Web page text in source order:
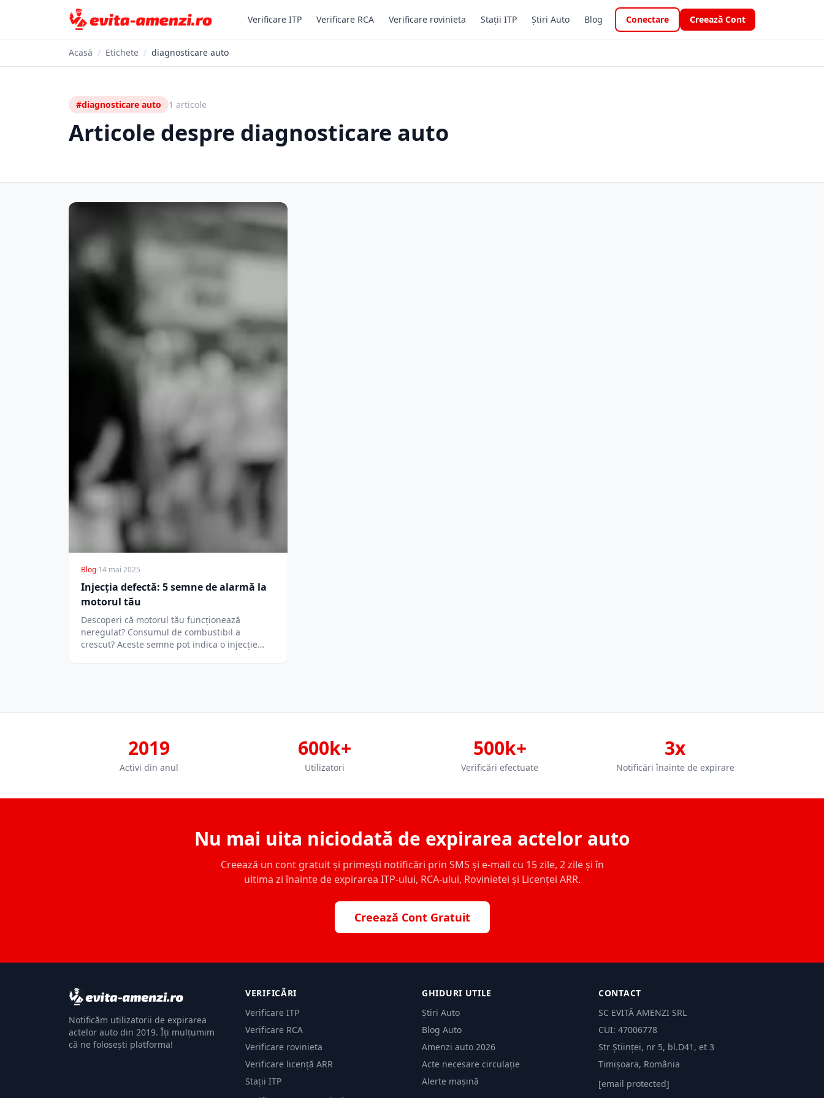
Verificare ITP Verificare RCA Verificare rovinieta Stații ITP Știri Auto Blog Conectare Creează Cont
Acasă / Etichete / diagnosticare auto
#diagnosticare auto 1 articole
Articole despre diagnosticare auto
Blog·14 mai 2025
Injecția defectă: 5 semne de alarmă la
motorul tău
Descoperi că motorul tău funcționează
neregulat? Consumul de combustibil a
crescut? Aceste semne pot indica o injecție
2019
Activi din anul
600k+
Utilizatori
500k+
Verificări efectuate
3x
Notificări înainte de expirare
Nu mai uita niciodată de expirarea actelor auto
Creează un cont gratuit și primești notificări prin SMS și e-mail cu 15 zile, 2 zile și în
ultima zi înainte de expirarea ITP-ului, RCA-ului, Rovinietei și Licenței ARR.
Creează Cont Gratuit
Notificăm utilizatorii de expirarea
actelor auto din 2019. Îți mulțumim
că ne folosești platforma!
VERIFICĂRI
Verificare ITP
Verificare RCA
Verificare rovinieta
Verificare licență ARR
Stații ITP
GHIDURI UTILE
Știri Auto
Blog Auto
Amenzi auto 2026
Acte necesare circulație
Alerte mașină
CONTACT
SC EVITĂ AMENZI SRL
CUI: 47006778
Str Științei, nr 5, bl.D41, et 3
Timișoara, România
[email protected]